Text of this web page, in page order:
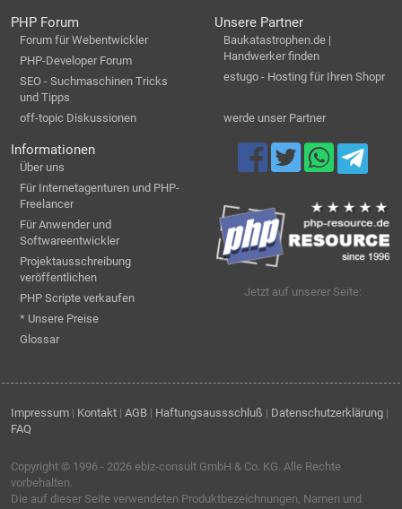
PHP Forum
Forum für Webentwickler
PHP-Developer Forum
SEO - Suchmaschinen Tricks
und Tipps
off-topic Diskussionen
Unsere Partner
Baukatastrophen.de |
Handwerker finden
estugo - Hosting für Ihren Shopr
werde unser Partner
Informationen
Über uns
Für Internetagenturen und PHP-
Freelancer
Für Anwender und
Softwareentwickler
Projektausschreibung
veröffentlichen
PHP Scripte verkaufen
* Unsere Preise
Glossar
Jetzt auf unserer Seite:
Impressum | Kontakt | AGB | Haftungsaussschluß | Datenschutzerklärung |
FAQ
Copyright © 1996 - 2026 ebiz-consult GmbH & Co. KG. Alle Rechte
vorbehalten.
Die auf dieser Seite verwendeten Produktbezeichnungen, Namen und